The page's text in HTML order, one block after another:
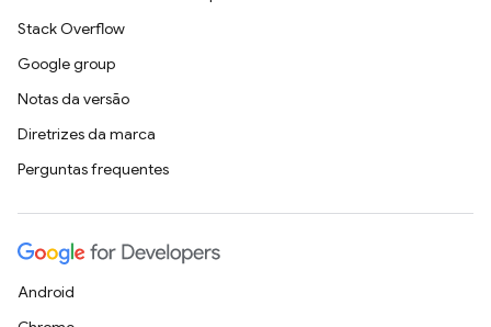
Stack Overflow
Google group
Notas da versão
Diretrizes da marca
Perguntas frequentes
Android